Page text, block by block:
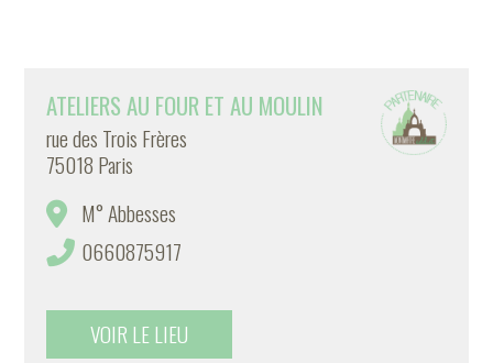
ATELIERS AU FOUR ET AU MOULIN
rue des Trois Frères
75018 Paris
M° Abbesses
0660875917
VOIR LE LIEU